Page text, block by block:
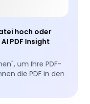
hoch oder
PDF Insight
um Ihre PDF-
die PDF in den